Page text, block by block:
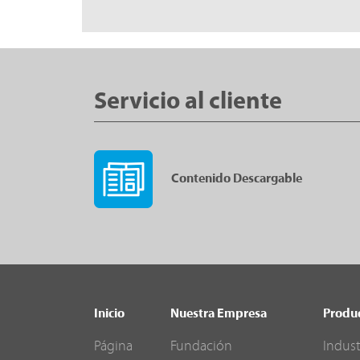
Servicio al cliente
Contenido Descargable
Inicio
Página
Nuestra Empresa
Fundación